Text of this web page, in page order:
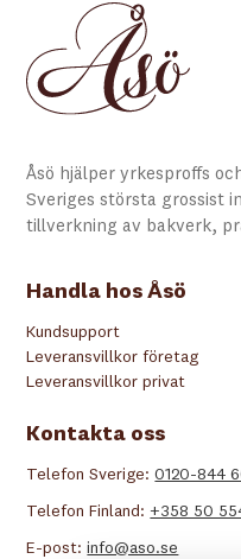
Åsö hjälper yrkesproffs
Sveriges största grossist
tillverkning av bakverk,
Handla hos Åsö
Kundsupport
Leveransvillkor företag
Leveransvillkor privat
Kontakta oss
Telefon Sverige:0120-844
Telefon Finland: +358 50
E-post:info@aso.se